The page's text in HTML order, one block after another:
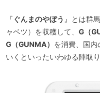
『 ぐんまのやぼう 』とは群
ャベツ）を収穫して、 G（
G（GUNMA） を消費、国
いくといったいわゆる陣取